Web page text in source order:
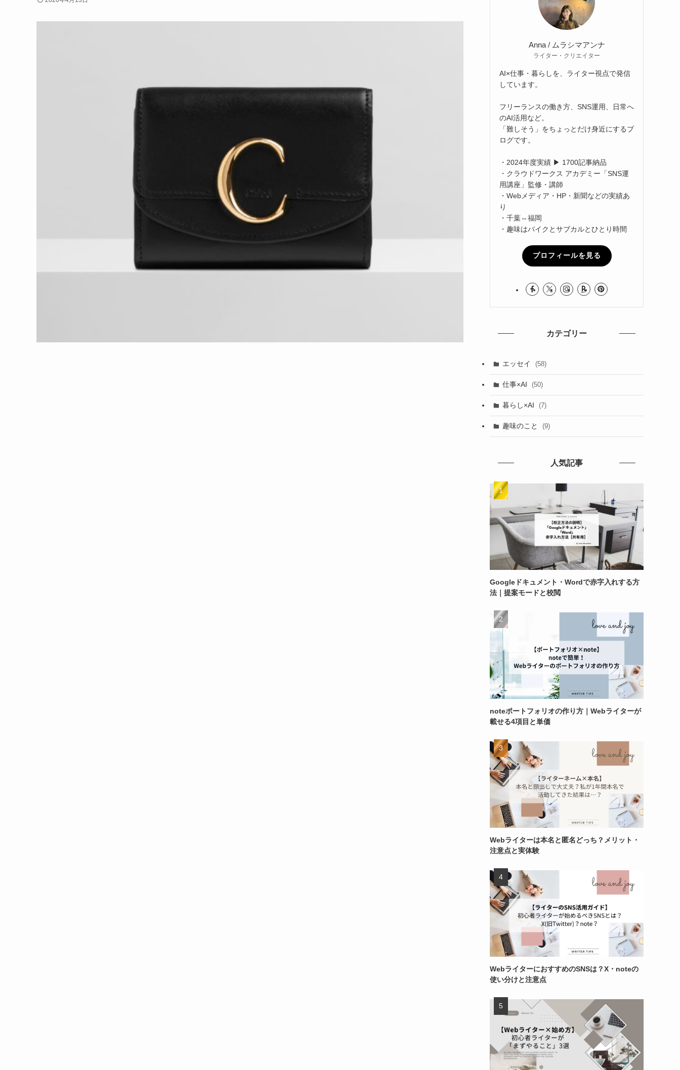
Anna / ムラシマアンナ
ライター・クリエイター
AI×仕事・暮らしを、ライター視点で発信
しています。
フリーランスの働き方、SNS運用、日常へ
のAI活用など。
「難しそう」をちょっとだけ身近にするブ
ログです。
・2024年度実績 ▶ 1700記事納品
・クラウドワークス アカデミー「SNS運
用講座」監修・講師
・Webメディア・HP・新聞などの実績あ
り
・千葉⇔福岡
・趣味はバイクとサブカルとひとり時間
プロフィールを見る
カテゴリー
エッセイ (58)
仕事×AI (50)
暮らし×AI (7)
趣味のこと (9)
人気記事
Googleドキュメント・Wordで赤字入れする方
法｜提案モードと校閲
noteポートフォリオの作り方｜Webライターが
載せる4項目と単価
Webライターは本名と匿名どっち？メリット・
注意点と実体験
WebライターにおすすめのSNSは？X・noteの
使い分けと注意点